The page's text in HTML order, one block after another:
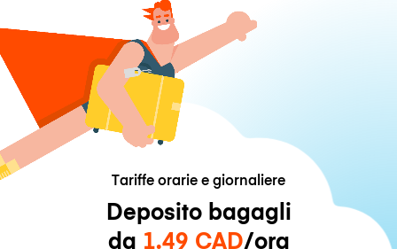
Tariffe orarie e giornaliere
Deposito bagagli
da 1.49 CAD/ora